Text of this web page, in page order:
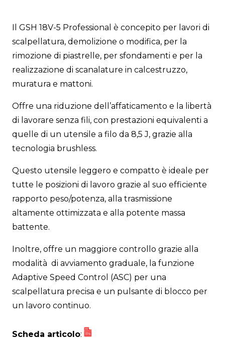
Il GSH 18V-5 Professional è concepito per lavori di
scalpellatura, demolizione o modifica, per la
rimozione di piastrelle, per sfondamenti e per la
realizzazione di scanalature in calcestruzzo,
muratura e mattoni.
Offre una riduzione dell’affaticamento e la libertà
di lavorare senza fili, con prestazioni equivalenti a
quelle di un utensile a filo da 8,5 J, grazie alla
tecnologia brushless.
Questo utensile leggero e compatto è ideale per
tutte le posizioni di lavoro grazie al suo efficiente
rapporto peso/potenza, alla trasmissione
altamente ottimizzata e alla potente massa
battente.
Inoltre, offre un maggiore controllo grazie alla
modalità di avviamento graduale, la funzione
Adaptive Speed Control (ASC) per una
scalpellatura precisa e un pulsante di blocco per
un lavoro continuo.
Scheda articolo: